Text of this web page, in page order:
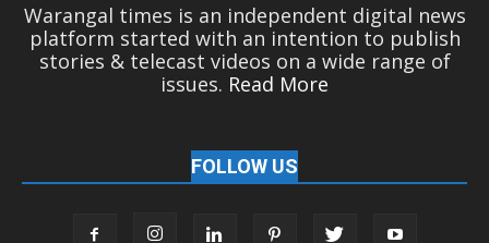
Warangal times is an independent digital news
platform started with an intention to publish
stories & telecast videos on a wide range of
issues. Read More
FOLLOW US